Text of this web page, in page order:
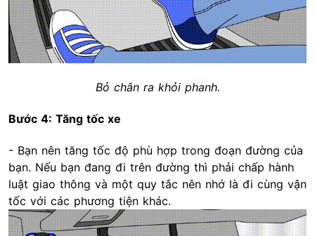
Bỏ chân ra khỏi phanh.
Bước 4: Tăng tốc xe
- Bạn nên tăng tốc độ phù hợp trong đoạn đường của
bạn. Nếu bạn đang đi trên đường thì phải chấp hành
luật giao thông và một quy tắc nên nhớ là đi cùng vận
tốc với các phương tiện khác.